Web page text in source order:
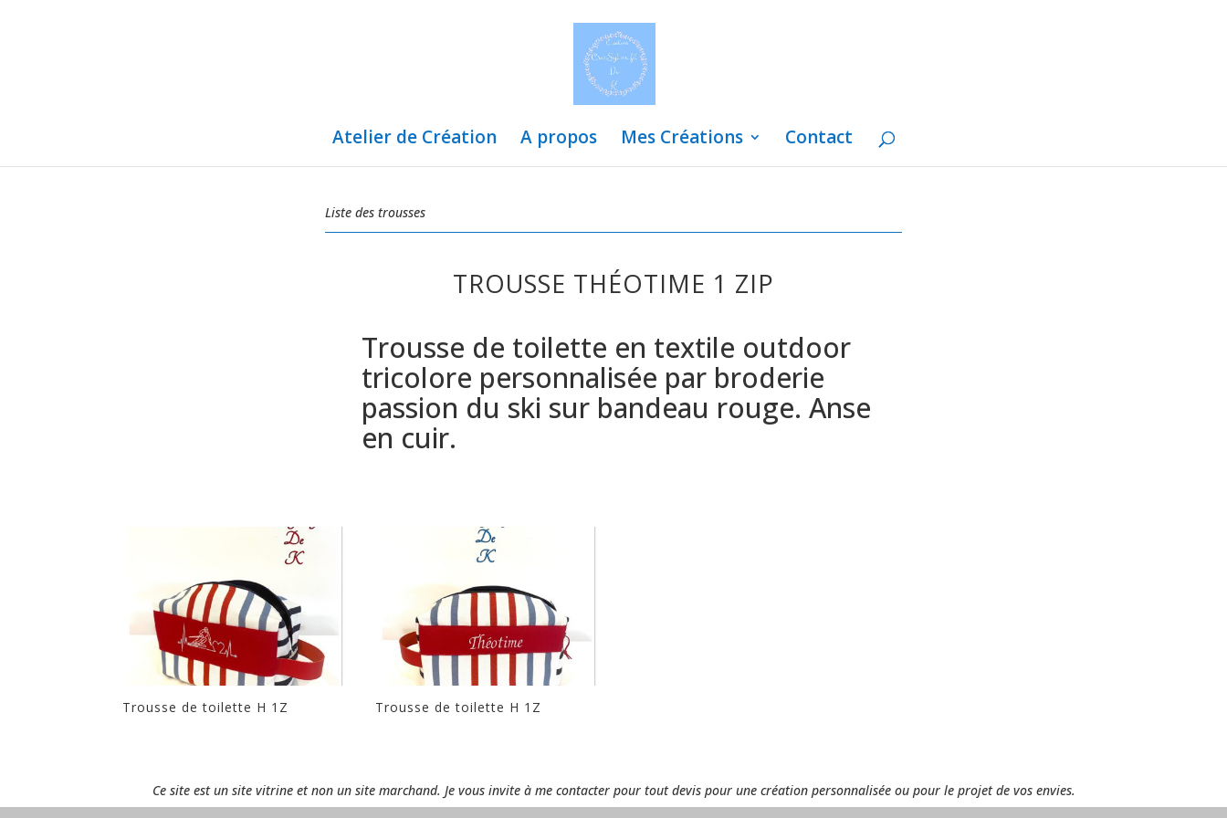
Atelier de Création A propos Mes Créations Contact
Liste des trousses
TROUSSE THÉOTIME 1 ZIP
Trousse de toilette en textile outdoor
tricolore personnalisée par broderie
passion du ski sur bandeau rouge. Anse
en cuir.
Trousse de toilette H 1Z Trousse de toilette H 1Z
Ce site est un site vitrine et non un site marchand. Je vous invite à me contacter pour tout devis pour une création personnalisée ou pour le projet de vos envies.